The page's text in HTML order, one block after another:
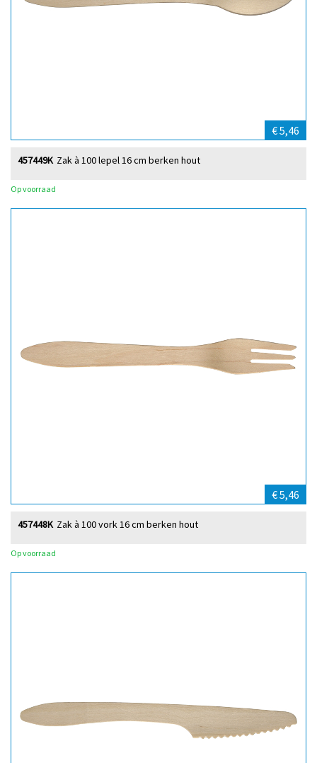
€ 5,46
Zak à 100 lepel 16 cm berken hout
457449K
Op voorraad
€ 5,46
Zak à 100 vork 16 cm berken hout
457448K
Op voorraad